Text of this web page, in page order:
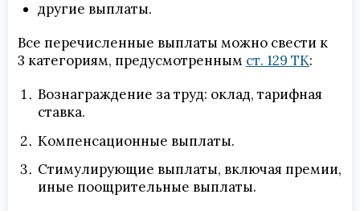
другие выплаты.
Все перечисленные выплаты можно свести к
3 категориям, предусмотренным ст. 129 ТК:
Вознаграждение за труд: оклад, тарифная
ставка.
Компенсационные выплаты.
Стимулирующие выплаты, включая премии,
иные поощрительные выплаты.